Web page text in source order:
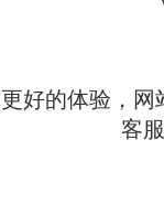
好的体验，
客